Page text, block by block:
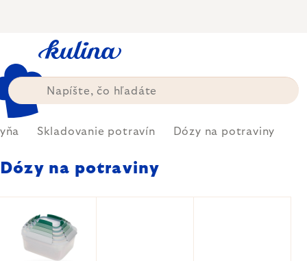
Skladovanie potravín Dózy na potraviny
Dózy na potraviny